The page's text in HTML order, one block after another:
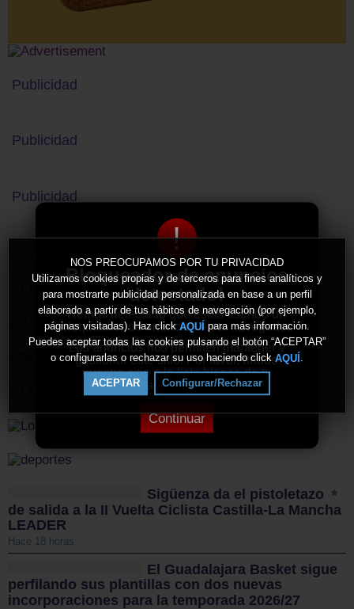
!
Bloqueador de anuncios
detectado!
Hemos detectado que estás usando un
bloqueador de anuncios en tu navegador.
Los anuncios nos permiten mantener y
gestionar este sitio. Por favor, añade
nuestro sitio a la lista blanca de tu
bloqueador de anuncios.
Continuar
NOS PREOCUPAMOS POR TU PRIVACIDAD
Utilizamos cookies propias y de terceros para fines analíticos y
para mostrarte publicidad personalizada en base a un perfil
elaborado a partir de tus hábitos de navegación (por ejemplo,
páginas visitadas). Haz click AQUÍ para más información.
Puedes aceptar todas las cookies pulsando el botón “ACEPTAR”
o configurarlas o rechazar su uso haciendo click AQUÍ .
ACEPTAR Configurar/Rechazar
Publicidad
Publicidad
Publicidad
Sigüenza da el pistoletazo
de salida a la II Vuelta Ciclista Castilla-La Mancha
LEADER
Hace 18 horas
El Guadalajara Basket sigue
perfilando sus plantillas con dos nuevas
incorporaciones para la temporada 2026/27